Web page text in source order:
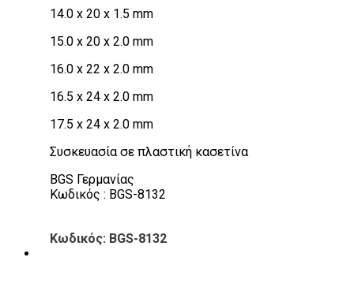
14.0 x 20 x 1.5 mm
15.0 x 20 x 2.0 mm
16.0 x 22 x 2.0 mm
16.5 x 24 x 2.0 mm
17.5 x 24 x 2.0 mm
Συσκευασία σε πλαστική κασετίνα
BGS Γερμανίας
Κωδικός : BGS-8132
Κωδικός: BGS-8132